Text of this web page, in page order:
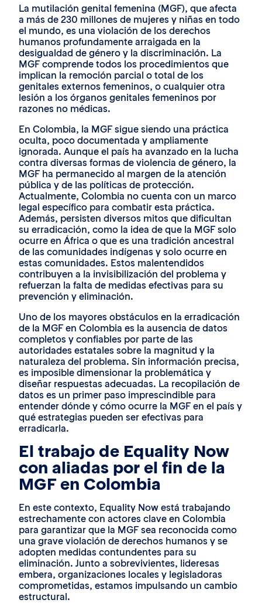
La mutilación genital femenina (MGF), que afecta
a más de 230 millones de mujeres y niñas en todo
el mundo, es una violación de los derechos
humanos profundamente arraigada en la
desigualdad de género y la discriminación. La
MGF comprende todos los procedimientos que
implican la remoción parcial o total de los
genitales externos femeninos, o cualquier otra
lesión a los órganos genitales femeninos por
razones no médicas.
En Colombia, la MGF sigue siendo una práctica
oculta, poco documentada y ampliamente
ignorada. Aunque el país ha avanzado en la lucha
contra diversas formas de violencia de género, la
MGF ha permanecido al margen de la atención
pública y de las políticas de protección.
Actualmente, Colombia no cuenta con un marco
legal específico para combatir esta práctica.
Además, persisten diversos mitos que dificultan
su erradicación, como la idea de que la MGF solo
ocurre en África o que es una tradición ancestral
de las comunidades indígenas y solo ocurre en
estas comunidades. Estos malentendidos
contribuyen a la invisibilización del problema y
refuerzan la falta de medidas efectivas para su
prevención y eliminación.
Uno de los mayores obstáculos en la erradicación
de la MGF en Colombia es la ausencia de datos
completos y confiables por parte de las
autoridades estatales sobre la magnitud y la
naturaleza del problema. Sin información precisa,
es imposible dimensionar la problemática y
diseñar respuestas adecuadas. La recopilación de
datos es un primer paso imprescindible para
entender dónde y cómo ocurre la MGF en el país y
qué estrategias pueden ser efectivas para
erradicarla.
El trabajo de Equality Now
con aliadas por el fin de la
MGF en Colombia
En este contexto, Equality Now está trabajando
estrechamente con actores clave en Colombia
para garantizar que la MGF sea reconocida como
una grave violación de derechos humanos y se
adopten medidas contundentes para su
eliminación. Junto a sobrevivientes, lideresas
embera, organizaciones locales y legisladoras
comprometidas, estamos impulsando un cambio
estructural.